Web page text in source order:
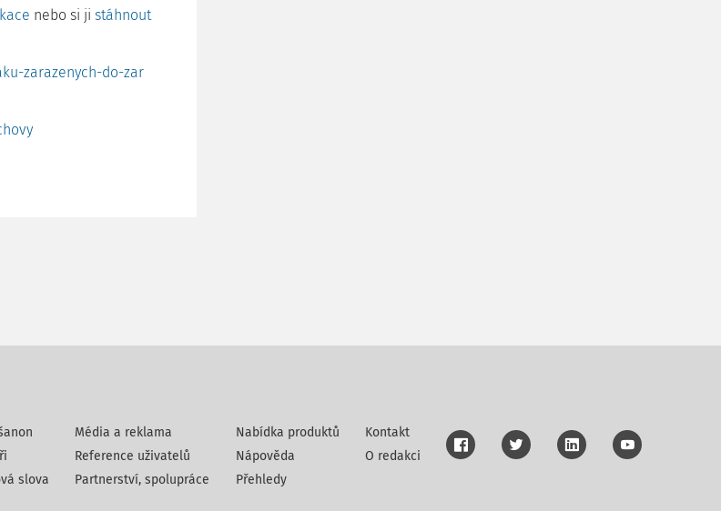
nebo si ji stáhnout
zarazenych-do-zar
slova
Média a reklama
Reference uživatelů
Partnerství, spolupráce
Nabídka produktů
Nápověda
Přehledy
Kontakt
O redakci